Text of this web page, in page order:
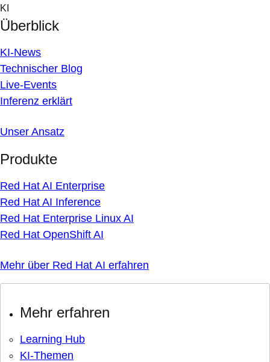
Skip
to
content
KI
Überblick
KI-News
Technischer Blog
Live-Events
Inferenz erklärt
Unser Ansatz
Produkte
Red Hat AI Enterprise
Red Hat AI Inference
Red Hat Enterprise Linux AI
Red Hat OpenShift AI
Mehr über Red Hat AI erfahren
Mehr erfahren
Learning Hub
KI-Themen